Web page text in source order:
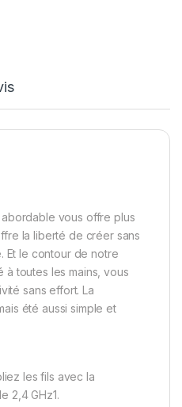
vous offre plus
la liberté de créer sans
Et le contour de notre
à toutes les mains, vous
sans effort. La
été aussi simple et
les fils avec la
2,4 GHz1.